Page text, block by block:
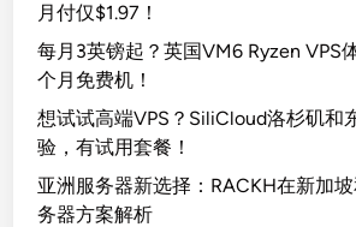
月付仅$1.97！
每月3英镑起？英国VM6 Ryzen VPS
个月免费机！
想试试高端VPS？SiliCloud洛杉矶和
验，有试用套餐！
亚洲服务器新选择：RACKH在新加
务器方案解析